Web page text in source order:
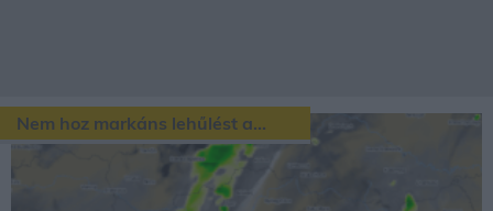
Nem hoz markáns lehűlést a...